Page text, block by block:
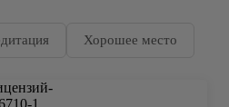
Хорошее место